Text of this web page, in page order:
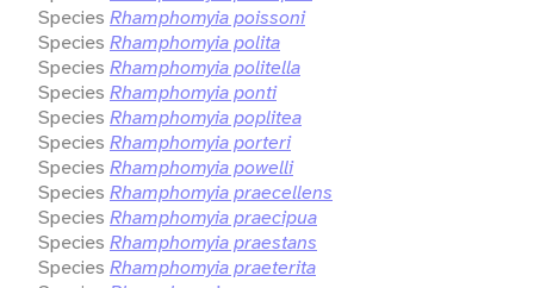
Species Rhamphomyia poissoni
Species Rhamphomyia polita
Species Rhamphomyia politella
Species Rhamphomyia ponti
Species Rhamphomyia poplitea
Species Rhamphomyia porteri
Species Rhamphomyia powelli
Species Rhamphomyia praecellens
Species Rhamphomyia praecipua
Species Rhamphomyia praestans
Species Rhamphomyia praeterita